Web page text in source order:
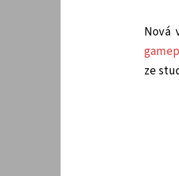
Nová
ze